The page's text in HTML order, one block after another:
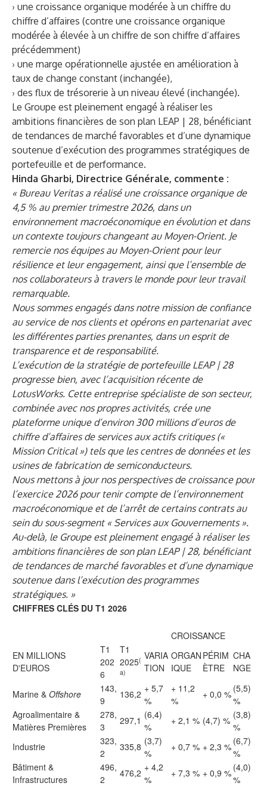
› une croissance organique modérée à un chiffre du
chiffre d’affaires (contre une croissance organique
modérée à élevée à un chiffre de son chiffre d’affaires
précédemment)
› une marge opérationnelle ajustée en amélioration à
taux de change constant (inchangée),
› des flux de trésorerie à un niveau élevé (inchangée).
Le Groupe est pleinement engagé à réaliser les
ambitions financières de son plan LEAP | 28, bénéficiant
de tendances de marché favorables et d’une dynamique
soutenue d’exécution des programmes stratégiques de
portefeuille et de performance.
Hinda Gharbi, Directrice Générale, commente :
« Bureau Veritas a réalisé une croissance organique de
4,5 % au premier trimestre 2026, dans un
environnement macroéconomique en évolution et dans
un contexte toujours changeant au Moyen-Orient. Je
remercie nos équipes au Moyen-Orient pour leur
résilience et leur engagement, ainsi que l’ensemble de
nos collaborateurs à travers le monde pour leur travail
remarquable.
Nous sommes engagés dans notre mission de confiance
au service de nos clients et opérons en partenariat avec
les différentes parties prenantes, dans un esprit de
transparence et de responsabilité.
L’exécution de la stratégie de portefeuille LEAP | 28
progresse bien, avec l’acquisition récente de
LotusWorks. Cette entreprise spécialiste de son secteur,
combinée avec nos propres activités, crée une
plateforme unique d’environ 300 millions d’euros de
chiffre d’affaires de services aux actifs critiques («
Mission Critical ») tels que les centres de données et les
usines de fabrication de semiconducteurs.
Nous mettons à jour nos perspectives de croissance pour
l’exercice 2026 pour tenir compte de l’environnement
macroéconomique et de l’arrêt de certains contrats au
sein du sous-segment « Services aux Gouvernements ».
Au-delà, le Groupe est pleinement engagé à réaliser les
ambitions financières de son plan LEAP | 28, bénéficiant
de tendances de marché favorables et d’une dynamique
soutenue dans l’exécution des programmes
stratégiques. »
CHIFFRES CLÉS DU T1 2026
CROISSANCE
EN MILLIONS
D'EUROS
T1
202
6
T1
2025(
a)
VARIA
TION
ORGAN
IQUE
PÉRIM
ÈTRE
CHA
NGE
Marine & Offshore
143,
9
136,2 + 5,7
%
+ 11,2
%
+ 0,0 % (5,5)
%
Agroalimentaire &
Matières Premières
278,
3
297,1 (6,4)
%
+ 2,1 % (4,7) % (3,8)
%
Industrie
323,
2
335,8 (3,7)
%
+ 0,7 % + 2,3 % (6,7)
%
Bâtiment &
Infrastructures
496,
2
476,2 + 4,2
%
+ 7,3 % + 0,9 % (4,0)
%